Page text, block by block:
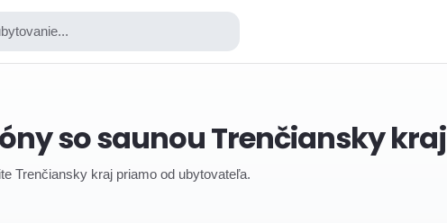
so saunou Trenčiansky kraj
Trenčiansky kraj priamo od ubytovateľa.